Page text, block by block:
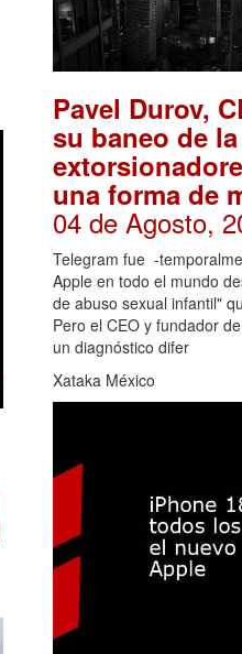
Pavel Durov,
su baneo de
una forma de
04 de Agosto,
Telegram fue -
Apple en todo el mundo
de abuso sexual infantil"
Pero el CEO y fundador
un diagnóstico difer
Xataka México